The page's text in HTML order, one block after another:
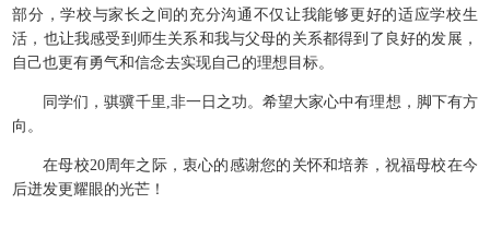
部分，学校与家长之间的充分沟通不仅让我能够更好的适应学校生
活，也让我感受到师生关系和我与父母的关系都得到了良好的发展，
自己也更有勇气和信念去实现自己的理想目标。
同学们，骐骥千里,非一日之功。希望大家心中有理想，脚下有方
向。
在母校20周年之际，衷心的感谢您的关怀和培养，祝福母校在今
后迸发更耀眼的光芒！